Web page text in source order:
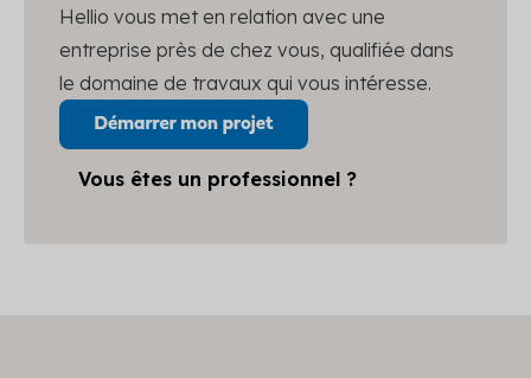
Hellio vous met en relation avec une
entreprise près de chez vous, qualifiée dans
le domaine de travaux qui vous intéresse.
Vous êtes un professionnel ?